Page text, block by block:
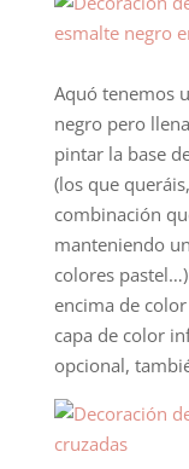
Aquó tenemos
negro pero
pintar la base
(los que
combinación
manteniendo
colores
encima de
capa de color
opcional,